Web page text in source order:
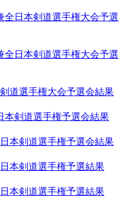
全日本剣道選手権大会予選
全日本剣道選手権大会予選
道選手権大会予選会結果
本剣道選手権予選会結果
本剣道選手権予選会結果
本剣道選手権予選結果
本剣道選手権予選結果